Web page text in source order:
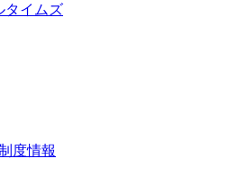
タイムズ
度情報